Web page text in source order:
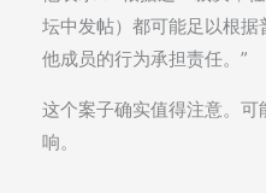
坛中发帖）都可能足以根
他成员的行为承担责任。”
这个案子确实值得注意。
响。